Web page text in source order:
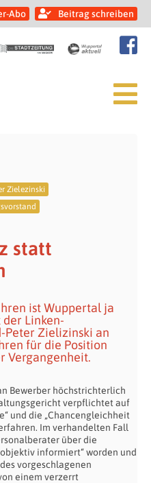
Abo Beitrag schreiben
Zielezinski
statt
ist Wuppertal ja
Linken-
Peter Zielizinski an
für die Position
Vergangenheit.
Bewerber höchstrichterlich
verpflichtet auf
und die „Chancengleichheit
Im verhandelten Fall
über die
informiert“ worden und
vorgeschlagenen
einem verzerrt